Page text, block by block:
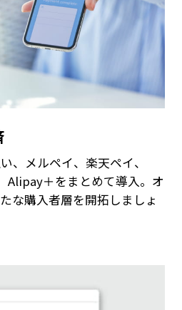
、メルペイ、楽天ペイ、
Alipay＋をまとめて導入。オ
な購入者層を開拓しましょ